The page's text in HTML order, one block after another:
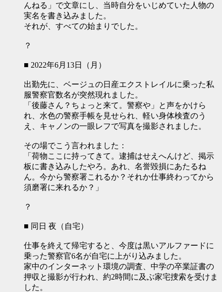
んねる」で文章にし、当時自分をいじめていた人物の
実名を書き込みました。
それが、すべての始まりでした。
？
■ 2022年6月13日（月）
出勤先に、ベージュの日産エクストレイルに乗った私
服警察官数名が突然現れました。
「後藤さん？ちょっと来て。警察や」と声をかけら
れ、水色の警察手帳を見せられ、軽い身体検査のう
え、キャノンの一眼レフで写真を撮影されました。
その場でこう言われました：
「荷物ここに持ってきて。逮捕はせえへんけど、掲示
板に書き込みしたやろ。あれ、名誉毀損にあたるね
ん。今から警察署これるか？それか仕事終わってから
須磨署に来れるか？」
？
■ 同日 夜（自宅）
仕事を終えて帰宅すると、今度は黒いアルファードに
乗った警察官6名が自宅に上がり込みました。
家中のインターネット環境の調査、中学の卒業証書の
押収と撮影が行われ、約2時間に及ぶ家宅捜索を受けま
した。